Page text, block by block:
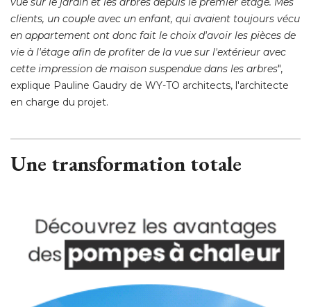
clients, un couple avec un enfant, qui avaient toujours vécu
en appartement ont donc fait le choix d'avoir les pièces de
vie à l'étage afin de profiter de la vue sur l'extérieur avec
cette impression de maison suspendue dans les arbres",
explique Pauline Gaudry de WY-TO architects, l'architecte
en charge du projet.
Une transformation totale